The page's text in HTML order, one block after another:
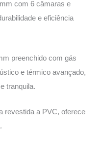
com 6 câmaras e
e eficiência
preenchido com gás
e térmico avançado,
tranquila.
revestida a PVC, oferece